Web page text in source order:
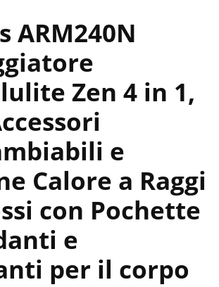
ARM240N
Zen 4 in 1,
e
Calore a Raggi
con Pochette
e
per il corpo